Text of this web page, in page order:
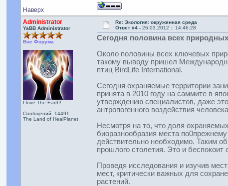
Наверх
Administrator
YaBB Administrator
Вне Форума
I love The Earth!
Сообщений: 14491
The Land of HealPlanet
Re: Экология: окруженная среда
Ответ #4 - 26.03.2012 :: 14:46:28
Сегодня половина всех
Около половины всех ключевых
такому выводу пришел
птиц BirdLife International.
Сегодня охраняемые территории
принята в 2010 году на саммите в
утверждению специалистов, даже
антропогенного воздействия
Несмотря на то, что доля
биоразнообразия места
действительно необходимо. Таким
прошлого столетия. Это и беспокоит
Проведя исследования и изучив
мест, критически важных для
растений.